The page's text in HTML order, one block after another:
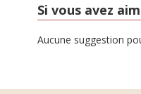
Si vous avez
Aucune suggestion